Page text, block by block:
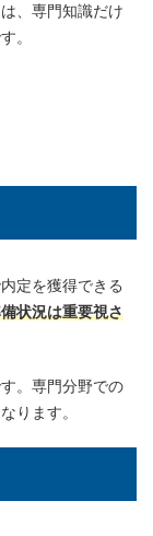
、専門知識だけ
。
定を獲得できる
状況は重要視さ
。専門分野での
ります。